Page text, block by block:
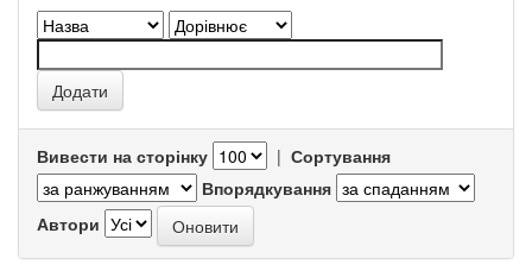
Вивести на сторінку | Сортування
Впорядкування
Автори